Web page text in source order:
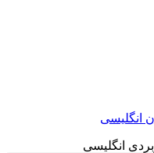
انگلیسی
انگلیسی